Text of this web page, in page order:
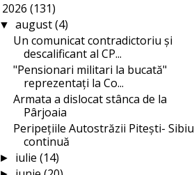
2026 (131)
▼ august(4)
Un comunicat contradictoriu și
descalificant al CP...
"Pensionari militari la bucată"
reprezentați la Co...
Armata a dislocat stânca de la
Pârjoaia
Peripețiile Autostrăzii Pitești- Sibiu
continuă
► iulie (14)